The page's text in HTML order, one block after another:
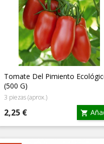
Tomate Del Pimiento
(500 G)
3 piezas (aprox.)
Precio
2,25 € 
Vista rápida